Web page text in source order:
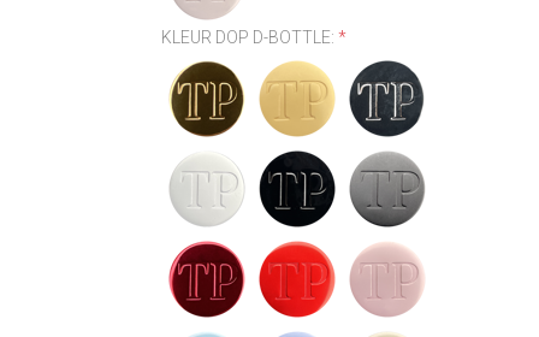
KLEUR DOP D-BOTTLE:*